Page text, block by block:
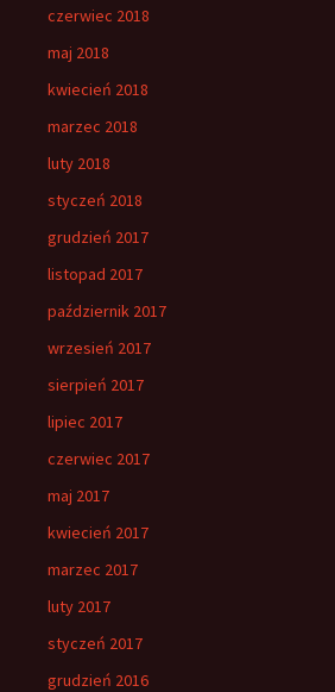
czerwiec 2018
maj 2018
kwiecień 2018
marzec 2018
luty 2018
styczeń 2018
grudzień 2017
listopad 2017
październik 2017
wrzesień 2017
sierpień 2017
lipiec 2017
czerwiec 2017
maj 2017
kwiecień 2017
marzec 2017
luty 2017
styczeń 2017
grudzień 2016